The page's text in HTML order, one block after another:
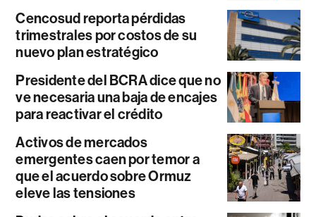
Cencosud reporta pérdidas
trimestrales por costos de su
nuevo plan estratégico
Presidente del BCRA dice que no
ve necesaria una baja de encajes
para reactivar el crédito
Activos de mercados
emergentes caen por temor a
que el acuerdo sobre Ormuz
eleve las tensiones